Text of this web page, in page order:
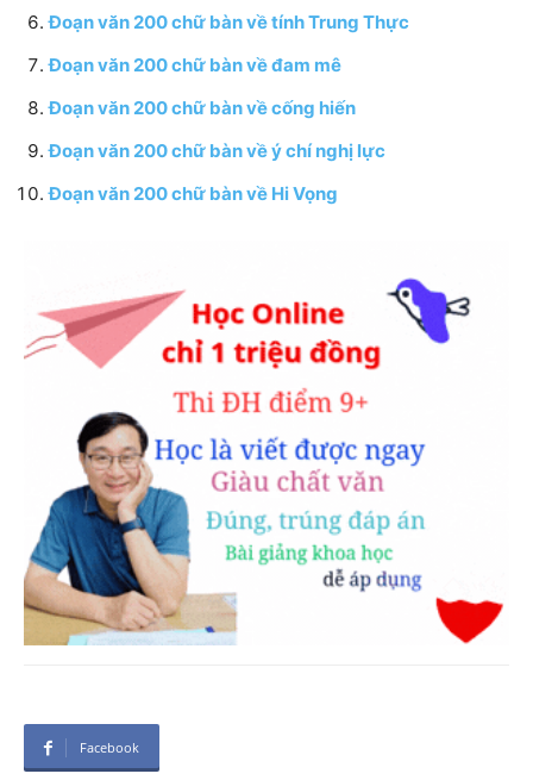
Đoạn văn 200 chữ bàn về tính Trung Thực
Đoạn văn 200 chữ bàn về đam mê
Đoạn văn 200 chữ bàn về cống hiến
Đoạn văn 200 chữ bàn về ý chí nghị lực
Đoạn văn 200 chữ bàn về Hi Vọng
Facebook